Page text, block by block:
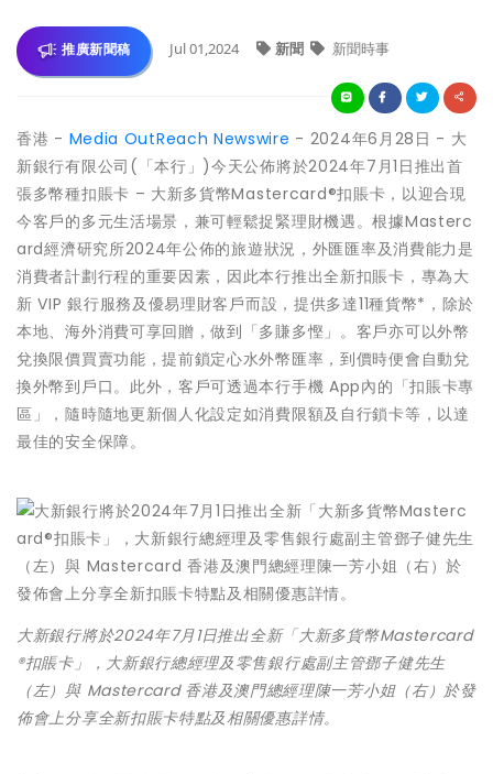
推廣新聞稿 Jul 01,2024 新聞 新聞時事
香港 - Media OutReach Newswire - 2024年6月28日 - 大
新銀行有限公司(「本行」)今天公佈將於2024年7月1日推出首
張多幣種扣賬卡 – 大新多貨幣Mastercard®扣賬卡，以迎合現
今客戶的多元生活場景，兼可輕鬆捉緊理財機遇。根據Masterc
ard經濟研究所2024年公佈的旅遊狀況，外匯匯率及消費能力是
消費者計劃行程的重要因素，因此本行推出全新扣賬卡，專為大
新 VIP 銀行服務及優易理財客戶而設，提供多達11種貨幣*，除於
本地、海外消費可享回贈，做到「多賺多慳」。客戶亦可以外幣
兌換限價買賣功能，提前鎖定心水外幣匯率，到價時便會自動兌
換外幣到戶口。此外，客戶可透過本行手機 App內的「扣賬卡專
區」，隨時隨地更新個人化設定如消費限額及自行鎖卡等，以達
最佳的安全保障。
大新銀行將於2024年7月1日推出全新「大新多貨幣Mastercard
®扣賬卡」，大新銀行總經理及零售銀行處副主管鄧子健先生
（左）與 Mastercard 香港及澳門總經理陳一芳小姐（右）於發
佈會上分享全新扣賬卡特點及相關優惠詳情。